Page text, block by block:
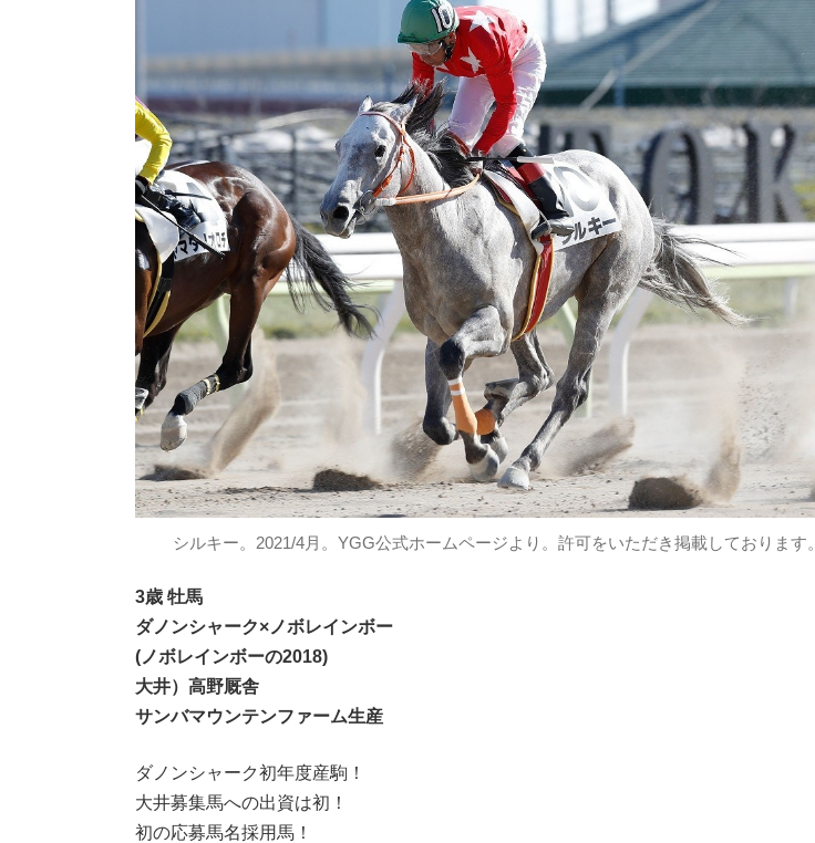
シルキー。2021/4月。YGG公式ホームページより。許可をいただき掲載しております。
3歳 牡馬
ダノンシャーク×ノボレインボー
(ノボレインボーの2018)
大井）高野厩舎
サンバマウンテンファーム生産
ダノンシャーク初年度産駒！
大井募集馬への出資は初！
初の応募馬名採用馬！